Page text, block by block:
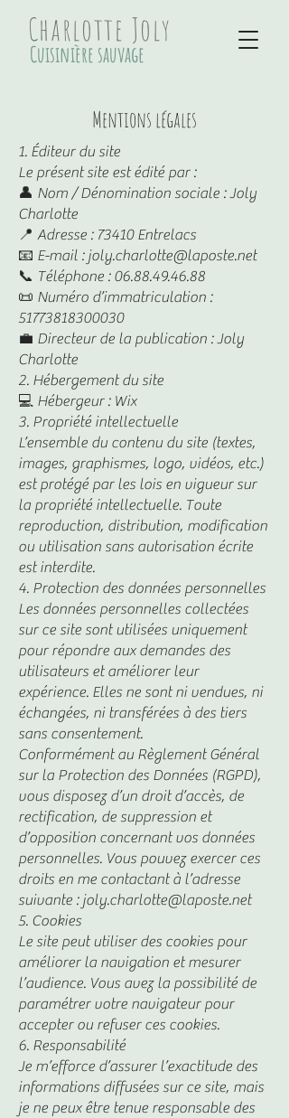
Charlotte Joly
Cuisinière sauvage
Mentions légales
1. Éditeur du site
Le présent site est édité par :
👤 Nom / Dénomination sociale : Joly
Charlotte
📍 Adresse : 73410 Entrelacs
📧 E-mail : joly.charlotte@laposte.net
📞 Téléphone : 06.88.49.46.88
📜 Numéro d’immatriculation :
51773818300030
💼 Directeur de la publication : Joly
Charlotte
2. Hébergement du site
💻 Hébergeur : Wix
3. Propriété intellectuelle
L’ensemble du contenu du site (textes,
images, graphismes, logo, vidéos, etc.)
est protégé par les lois en vigueur sur
la propriété intellectuelle. Toute
reproduction, distribution, modification
ou utilisation sans autorisation écrite
est interdite.
4. Protection des données personnelles
Les données personnelles collectées
sur ce site sont utilisées uniquement
pour répondre aux demandes des
utilisateurs et améliorer leur
expérience. Elles ne sont ni vendues, ni
échangées, ni transférées à des tiers
sans consentement.
Conformément au Règlement Général
sur la Protection des Données (RGPD),
vous disposez d’un droit d’accès, de
rectification, de suppression et
d’opposition concernant vos données
personnelles. Vous pouvez exercer ces
droits en me contactant à l’adresse
suivante : joly.charlotte@laposte.net
5. Cookies
Le site peut utiliser des cookies pour
améliorer la navigation et mesurer
l’audience. Vous avez la possibilité de
paramétrer votre navigateur pour
accepter ou refuser ces cookies.
6. Responsabilité
Je m’efforce d’assurer l’exactitude des
informations diffusées sur ce site, mais
je ne peux être tenue responsable des